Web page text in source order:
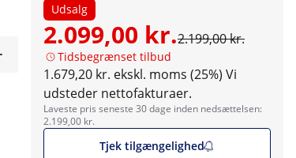
Udsalg
2.099,00 kr.2.199,00 kr.
Tidsbegrænset tilbud
1.679,20 kr. ekskl. moms (25%) Vi
udsteder nettofakturaer.
Laveste pris seneste 30 dage inden nedsættelsen:
2.199,00 kr.
Tjek tilgængelighed